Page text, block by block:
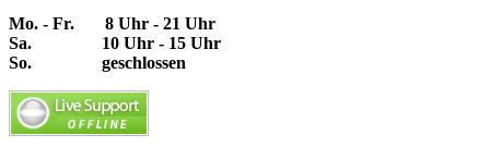
Mo. - Fr. 8 Uhr - 21 Uhr
Sa. 10 Uhr - 15 Uhr
So. geschlossen